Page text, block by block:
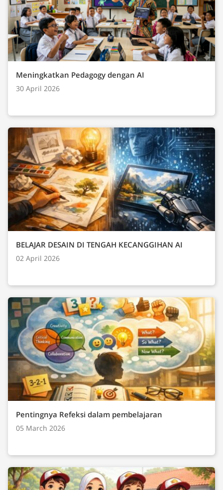
Meningkatkan Pedagogy dengan AI
30 April 2026
BELAJAR DESAIN DI TENGAH KECANGGIHAN AI
02 April 2026
Pentingnya Refeksi dalam pembelajaran
05 March 2026